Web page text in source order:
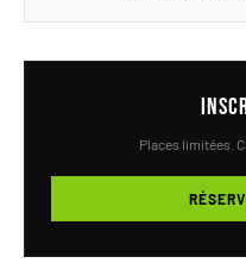
Places limitées.